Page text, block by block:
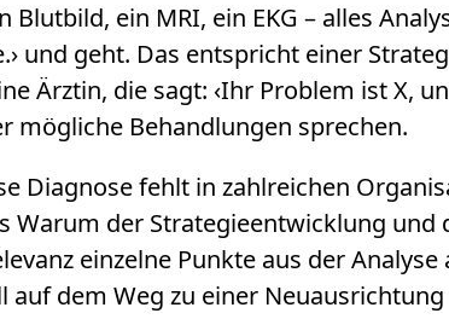
Blutbild, ein MRI, ein EKG – alles
und geht. Das entspricht einer
Ärztin, die sagt: ‹Ihr Problem ist X,
mögliche Behandlungen sprechen.
Diagnose fehlt in zahlreichen
Warum der Strategieentwicklung und
einzelne Punkte aus der
auf dem Weg zu einer